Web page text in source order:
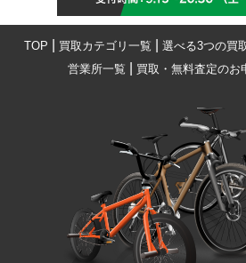
TOP 買取カテゴリ一覧 選べる3つの買
営業所一覧
買取・無料査定のお